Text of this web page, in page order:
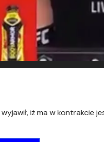
iż ma w kontrakcie